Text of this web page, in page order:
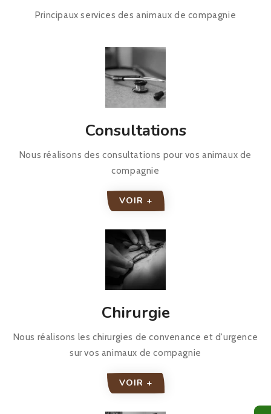
Principaux services des animaux de compagnie
Consultations
Nous réalisons des consultations pour vos animaux de
compagnie
VOIR +
Chirurgie
Nous réalisons les chirurgies de convenance et d'urgence
sur vos animaux de compagnie
VOIR +